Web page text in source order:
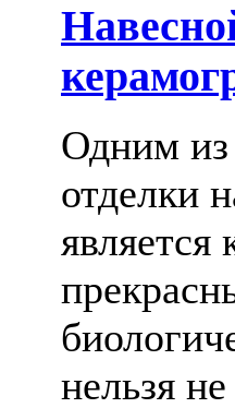
Одним
отделки
является
нельзя